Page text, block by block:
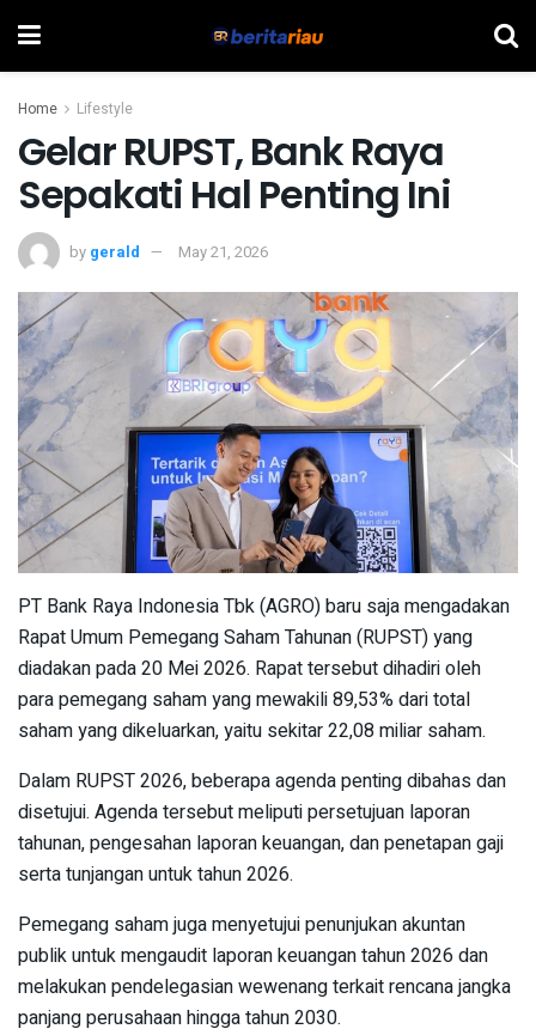
Home Lifestyle
Gelar RUPST, Bank Raya
Sepakati Hal Penting Ini
by gerald May 21, 2026
PT Bank Raya Indonesia Tbk (AGRO) baru saja mengadakan
Rapat Umum Pemegang Saham Tahunan (RUPST) yang
diadakan pada 20 Mei 2026. Rapat tersebut dihadiri oleh
para pemegang saham yang mewakili 89,53% dari total
saham yang dikeluarkan, yaitu sekitar 22,08 miliar saham.
Dalam RUPST 2026, beberapa agenda penting dibahas dan
disetujui. Agenda tersebut meliputi persetujuan laporan
tahunan, pengesahan laporan keuangan, dan penetapan gaji
serta tunjangan untuk tahun 2026.
Pemegang saham juga menyetujui penunjukan akuntan
publik untuk mengaudit laporan keuangan tahun 2026 dan
melakukan pendelegasian wewenang terkait rencana jangka
panjang perusahaan hingga tahun 2030.